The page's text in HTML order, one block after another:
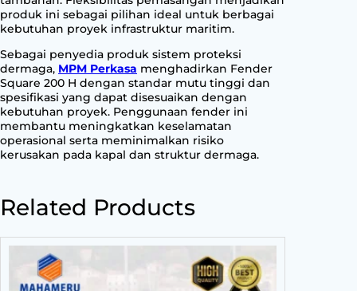
produk ini sebagai pilihan ideal untuk berbagai
kebutuhan proyek infrastruktur maritim.
Sebagai penyedia produk sistem proteksi
dermaga, MPM Perkasa menghadirkan Fender
Square 200 H dengan standar mutu tinggi dan
spesifikasi yang dapat disesuaikan dengan
kebutuhan proyek. Penggunaan fender ini
membantu meningkatkan keselamatan
operasional serta meminimalkan risiko
kerusakan pada kapal dan struktur dermaga.
Related Products